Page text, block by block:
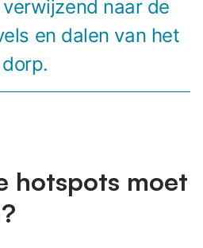
naar de
en dalen van het
dorp.
hotspots moet